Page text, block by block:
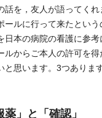
話を，友人が語ってく
ールに行って来たとい
日本の病院の看護に参
ルからご本人の許可を
と思います。3つあります
薬」と「確認」